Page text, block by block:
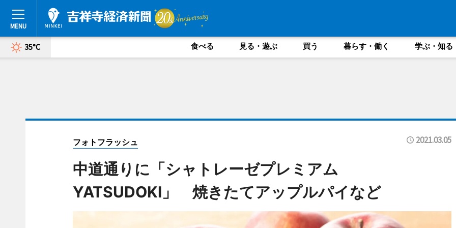
35°C 食べる 見る・遊ぶ 買う 暮らす・働く 学ぶ・知る
フォトフラッシュ 2021.03.05
中道通りに「シャトレーゼプレミアム
YATSUDOKI」 焼きたてアップルパイなど